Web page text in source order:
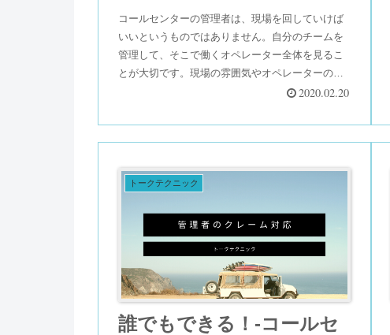
コールセンターの管理者は、現場を回していけば
いいというものではありません。自分のチームを
管理して、そこで働くオペレーター全体を見るこ
とが大切です。現場の雰囲気やオペレーターのモ
チベーション管理の方が難しいですね。少しだけ
2020.02.20
トークテクニック
誰でもできる！-コールセ